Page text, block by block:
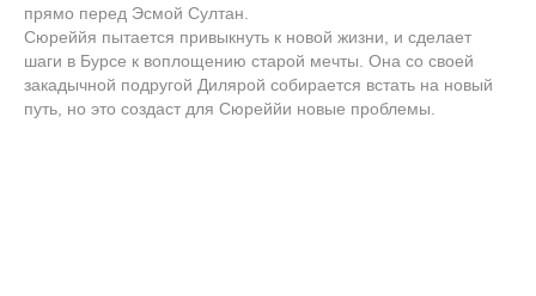
прямо перед Эсмой Султан.
Сюреййя пытается привыкнуть к новой жизни, и сделает
шаги в Бурсе к воплощению старой мечты. Она со своей
закадычной подругой Дилярой собирается встать на новый
путь, но это создаст для Сюреййи новые проблемы.